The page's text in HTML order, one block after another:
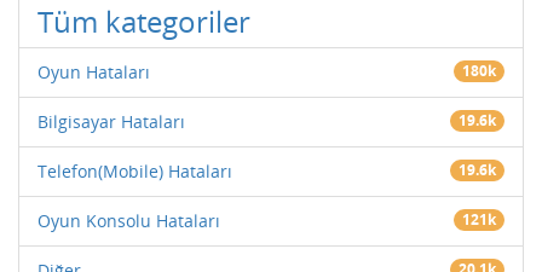
Tüm kategoriler
Oyun Hataları 180k
Bilgisayar Hataları 19.6k
Telefon(Mobile) Hataları 19.6k
Oyun Konsolu Hataları 121k